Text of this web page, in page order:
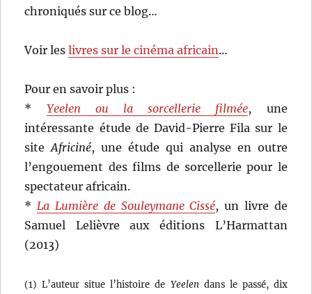
chroniqués sur ce blog…
Voir leslivres sur le cinéma africain…
Pour en savoir plus :
* Yeelen ou la sorcellerie filmée, une
intéressante étude de David-Pierre Fila sur le
siteAfriciné, une étude qui analyse en outre
l’engouement des films de sorcellerie pour le
spectateur africain.
*La Lumière de Souleymane Cissé, un livre de
Samuel Lelièvre aux éditions L’Harmattan
(2013)
(1) L’auteur situe l’histoire de Yeelen dans le passé, dix